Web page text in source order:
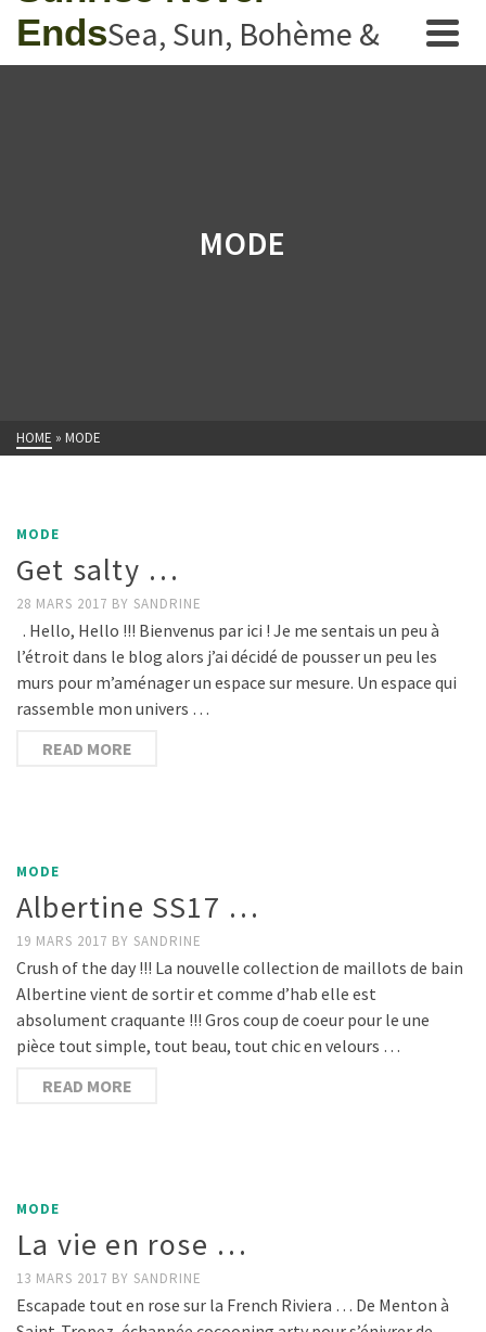
EndsSea, Sun, Bohème &
Rock n'Roll
MODE
HOME » MODE
MODE
Get salty …
28 MARS 2017 BY SANDRINE
. Hello, Hello !!! Bienvenus par ici ! Je me sentais un peu à
l’étroit dans le blog alors j’ai décidé de pousser un peu les
murs pour m’aménager un espace sur mesure. Un espace qui
rassemble mon univers …
READ MORE
MODE
Albertine SS17 …
19 MARS 2017 BY SANDRINE
Crush of the day !!! La nouvelle collection de maillots de bain
Albertine vient de sortir et comme d’hab elle est
absolument craquante !!! Gros coup de coeur pour le une
pièce tout simple, tout beau, tout chic en velours …
READ MORE
MODE
La vie en rose …
13 MARS 2017 BY SANDRINE
Escapade tout en rose sur la French Riviera … De Menton à